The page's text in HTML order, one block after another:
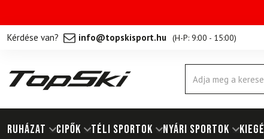
Kérdése van? info@topskisport.hu (H-P: 9:00 - 15:00)
Products
search
RUHÁZAT Cipők TÉLI SPORTOK NYÁRI SPORTOK